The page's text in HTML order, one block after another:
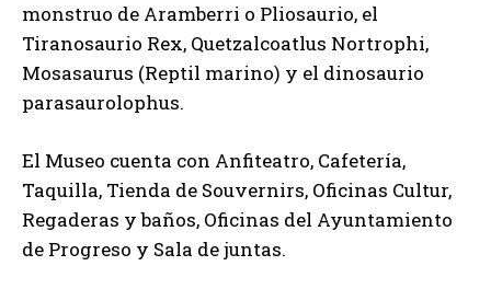
monstruo de Aramberri o Pliosaurio, el
Tiranosaurio Rex, Quetzalcoatlus Nortrophi,
Mosasaurus (Reptil marino) y el dinosaurio
parasaurolophus.
El Museo cuenta con Anfiteatro, Cafetería,
Taquilla, Tienda de Souvernirs, Oficinas Cultur,
Regaderas y baños, Oficinas del Ayuntamiento
de Progreso y Sala de juntas.